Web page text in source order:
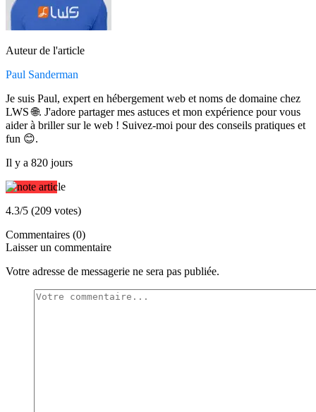
Auteur de l'article
Paul Sanderman
Je suis Paul, expert en hébergement web et noms de domaine chez
LWS 🌐. J'adore partager mes astuces et mon expérience pour vous
aider à briller sur le web ! Suivez-moi pour des conseils pratiques et
fun 😊.
Il y a 820 jours
4.3/5 (209 votes)
Commentaires (0)
Laisser un commentaire
Votre adresse de messagerie ne sera pas publiée.